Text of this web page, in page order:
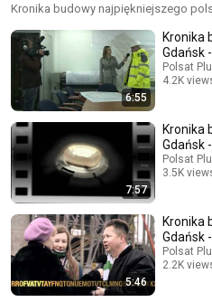
Kronika budowy najpiękniejszego
6:55
Kronika
Gdańsk
Polsat
4.2K
7:57
Kronika
Gdańsk
Polsat
3.5K
5:46
Kronika
Gdańsk
Polsat
2.2K